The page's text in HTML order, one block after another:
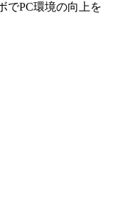
でPC環境の向上を